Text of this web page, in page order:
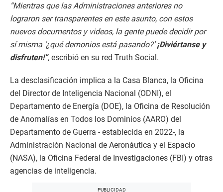
“Mientras que las Administraciones anteriores no
lograron ser transparentes en este asunto, con estos
nuevos documentos y videos, la gente puede decidir por
sí misma ‘¿qué demonios está pasando?’¡Diviértanse y
disfruten!”, escribió en su red Truth Social.
La desclasificación implica a la Casa Blanca, la Oficina
del Director de Inteligencia Nacional (ODNI), el
Departamento de Energía (DOE), la Oficina de Resolución
de Anomalías en Todos los Dominios (AARO) del
Departamento de Guerra - establecida en 2022-, la
Administración Nacional de Aeronáutica y el Espacio
(NASA), la Oficina Federal de Investigaciones (FBI) y otras
agencias de inteligencia.